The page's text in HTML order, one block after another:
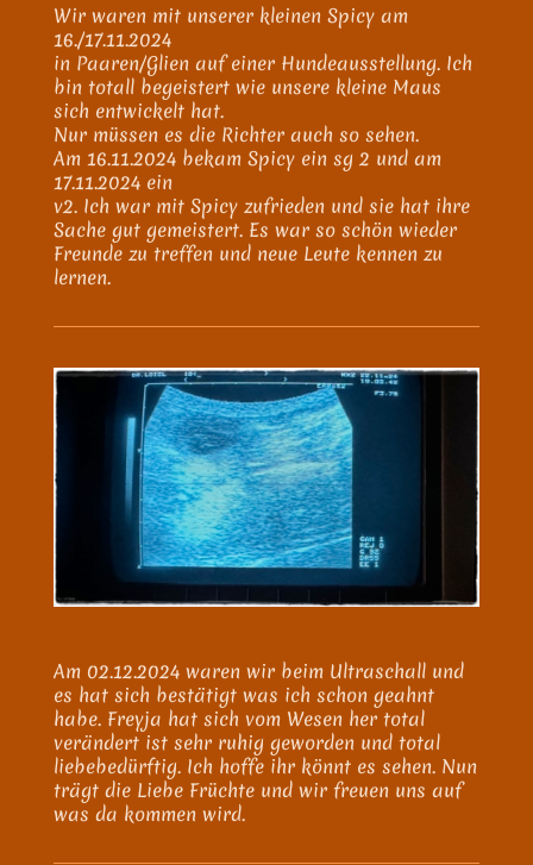
Wir waren mit unserer kleinen Spicy am
16./17.11.2024
in Paaren/Glien auf einer Hundeausstellung. Ich
bin totall begeistert wie unsere kleine Maus
sich entwickelt hat.
Nur müssen es die Richter auch so sehen.
Am 16.11.2024 bekam Spicy ein sg 2 und am
17.11.2024 ein
v2. Ich war mit Spicy zufrieden und sie hat ihre
Sache gut gemeistert. Es war so schön wieder
Freunde zu treffen und neue Leute kennen zu
lernen.
Am 02.12.2024 waren wir beim Ultraschall und
es hat sich bestätigt was ich schon geahnt
habe. Freyja hat sich vom Wesen her total
verändert ist sehr ruhig geworden und total
liebebedürftig. Ich hoffe ihr könnt es sehen. Nun
trägt die Liebe Früchte und wir freuen uns auf
was da kommen wird.